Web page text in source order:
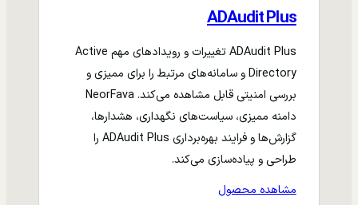
ADAudit Plus
ADAudit Plus تغییرات و رویدادهای مهم Active
Directory و سامانه‌های مرتبط را برای ممیزی و
بررسی امنیتی قابل مشاهده می‌کند. NeorFava
دامنه ممیزی، سیاست‌های نگهداری، هشدارها،
گزارش‌ها و فرایند بهره‌برداری ADAudit Plus را
طراحی و پیاده‌سازی می‌کند.
مشاهده محصول